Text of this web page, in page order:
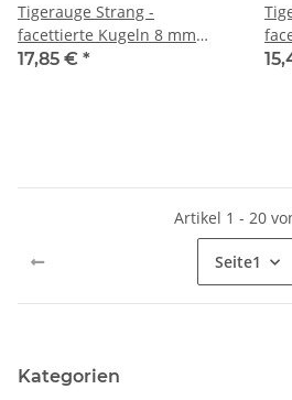
Tigerauge Strang -
facettierte Kugeln 8 mm
goldbraun, Länge 36,5 cm
17,85 € *
Artikel 1 - 20
Seite1
Kategorien